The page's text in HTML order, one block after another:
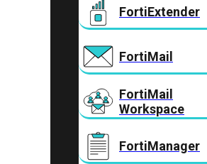
FortiExtender
FortiMail
FortiMail
Workspace
FortiManager